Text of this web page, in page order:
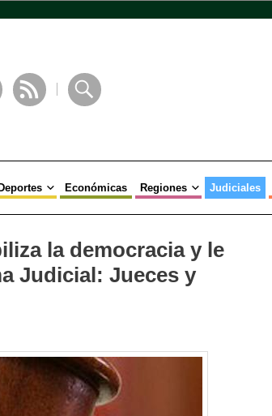
Deportes Económicas Regiones Judiciales
la democracia y le
Judicial: Jueces y